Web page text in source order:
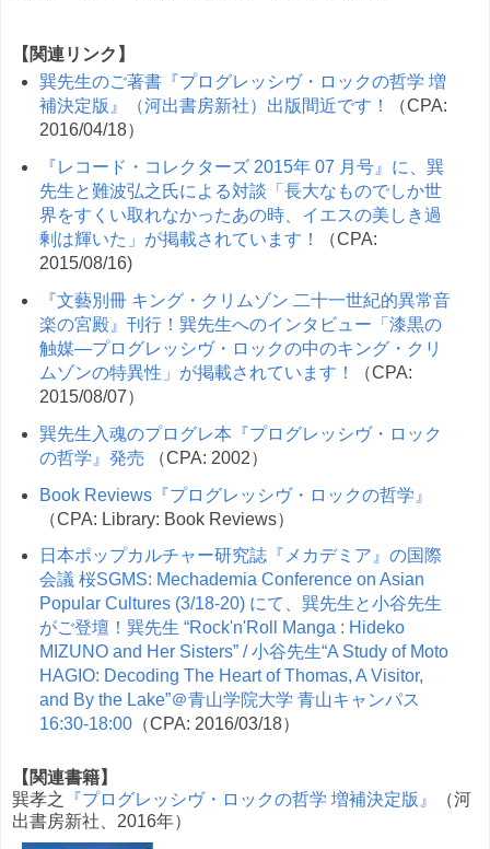
【関連リンク】
巽先生のご著書『プログレッシヴ・ロックの哲学 増
補決定版』（河出書房新社）出版間近です！
（CPA:
2016/04/18）
『レコード・コレクターズ 2015年 07 月号』に、巽
先生と難波弘之氏による対談「長大なものでしか世
界をすくい取れなかったあの時、イエスの美しき過
剰は輝いた」が掲載されています！
（CPA:
2015/08/16)
『文藝別冊 キング・クリムゾン 二十一世紀的異常音
楽の宮殿』刊行！巽先生へのインタビュー「漆黒の
触媒—プログレッシヴ・ロックの中のキング・クリ
ムゾンの特異性」が掲載されています！
（CPA:
2015/08/07）
巽先生入魂のプログレ本『プログレッシヴ・ロック
の哲学』発売 （CPA: 2002）
Book Reviews『プログレッシヴ・ロックの哲学』
（CPA: Library: Book Reviews）
日本ポップカルチャー研究誌『メカデミア』の国際
会議 桜SGMS: Mechademia Conference on Asian
Popular Cultures (3/18-20) にて、巽先生と小谷先生
がご登壇！巽先生 “Rock'n'Roll Manga : Hideko
MIZUNO and Her Sisters” / 小谷先生“A Study of Moto
HAGIO: Decoding The Heart of Thomas, A Visitor,
and By the Lake”＠青山学院大学 青山キャンパス
16:30-18:00（CPA: 2016/03/18）
【関連書籍】
巽孝之
『プログレッシヴ・ロックの哲学 増補決定版』
（河
出書房新社、2016年）